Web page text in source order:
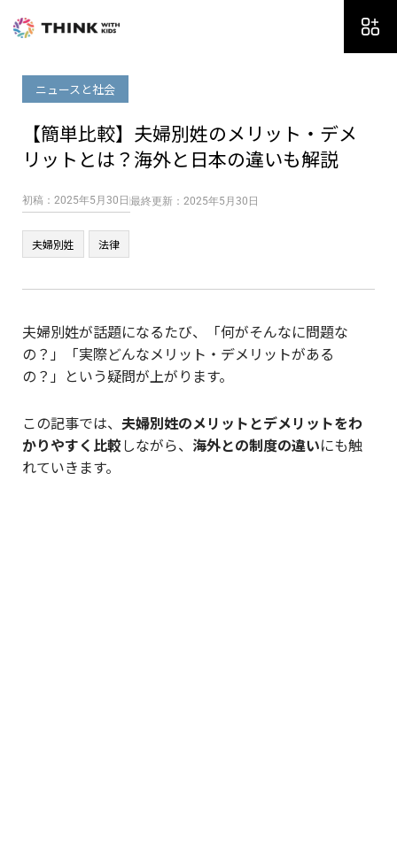
ニュースと社会
【簡単比較】夫婦別姓のメリット・デメ
リットとは？海外と日本の違いも解説
初稿：2025年5月30日 最終更新：2025年5月30日
夫婦別姓 法律
夫婦別姓が話題になるたび、「何がそんなに問題な
の？」「実際どんなメリット・デメリットがある
の？」という疑問が上がります。
この記事では、 夫婦別姓のメリットとデメリットをわ
かりやすく比較しながら、 海外との制度の違いにも触
れていきます。